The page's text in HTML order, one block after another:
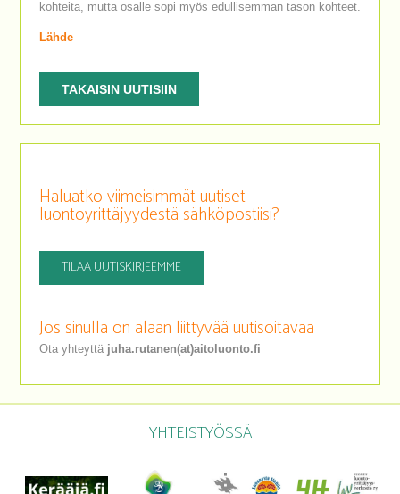
kohteita, mutta osalle sopi myös edullisemman tason kohteet.
Lähde
TAKAISIN UUTISIIN
Haluatko viimeisimmät uutiset
luontoyrittäjyydestä sähköpostiisi?
TILAA UUTISKIRJEEMME
Jos sinulla on alaan liittyvää uutisoitavaa
Ota yhteyttä juha.rutanen(at)aitoluonto.fi
YHTEISTYÖSSÄ